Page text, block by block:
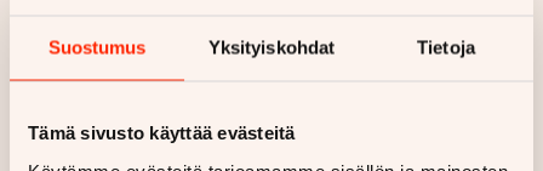
Suostumus Yksityiskohdat Tietoja
Tämä sivusto käyttää evästeitä
Näytähintaerittely
Haluan myös tarjouksen vakuutuksesta